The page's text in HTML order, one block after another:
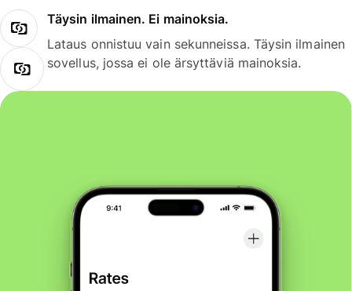
Täysin ilmainen. Ei mainoksia.
Lataus onnistuu vain sekunneissa. Täysin ilmainen
sovellus, jossa ei ole ärsyttäviä mainoksia.